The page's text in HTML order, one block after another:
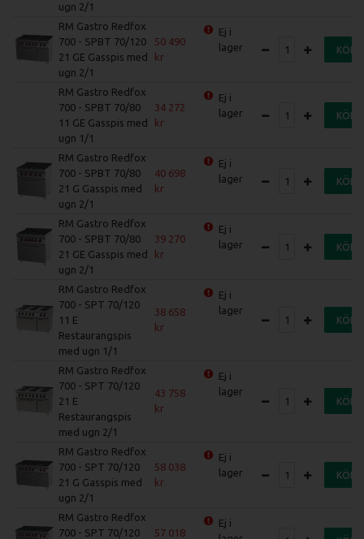
ugn 2/1
RM Gastro Redfox
700 - SPBT 70/120
21 GE Gasspis med
ugn 2/1
50 490
Ej i
lager
KÖP
RM Gastro Redfox
700 - SPBT 70/80
11 GE Gasspis med
ugn 1/1
34 272
Ej i
lager
KÖP
RM Gastro Redfox
700 - SPBT 70/80
21 G Gasspis med
ugn 2/1
40 698
Ej i
lager
KÖP
RM Gastro Redfox
700 - SPBT 70/80
21 GE Gasspis med
ugn 2/1
39 270
Ej i
lager
KÖP
RM Gastro Redfox
700 - SPT 70/120
11 E
Restaurangspis
med ugn 1/1
38 658
Ej i
lager
KÖP
RM Gastro Redfox
700 - SPT 70/120
21 E
Restaurangspis
med ugn 2/1
43 758
Ej i
lager
KÖP
RM Gastro Redfox
700 - SPT 70/120
21 G Gasspis med
ugn 2/1
58 038
Ej i
lager
KÖP
RM Gastro Redfox
700 - SPT 70/120
57 018
Ej i